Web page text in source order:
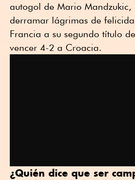
autogol de Mario Mandzukic,
derramar lágrimas de
Francia a su segundo título
vencer 4-2 a Croacia.
¿Quién dice que ser